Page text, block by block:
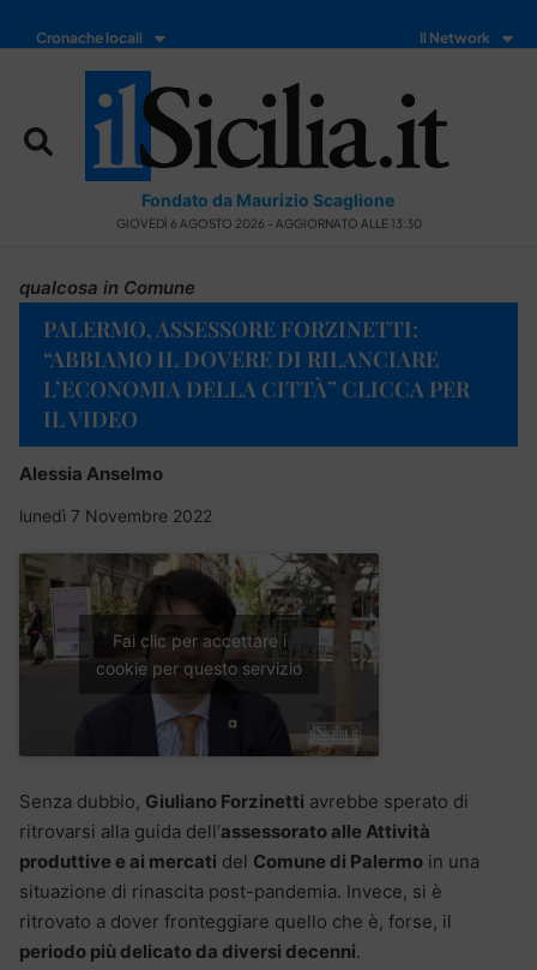
Cronache locali Il Network
Fondato da Maurizio Scaglione
GIOVEDÌ 6 AGOSTO 2026 - AGGIORNATO ALLE 13:30
qualcosa in Comune
PALERMO, ASSESSORE FORZINETTI:
“ABBIAMO IL DOVERE DI RILANCIARE
L’ECONOMIA DELLA CITTÀ” CLICCA PER
IL VIDEO
Alessia Anselmo
lunedì 7 Novembre 2022
Fai clic per accettare i
cookie per questo servizio
Senza dubbio, Giuliano Forzinetti avrebbe sperato di
ritrovarsi alla guida dell’assessorato alle Attività
produttive e ai mercati del Comune di Palermo in una
situazione di rinascita post-pandemia. Invece, si è
ritrovato a dover fronteggiare quello che è, forse, il
periodo più delicato da diversi decenni.